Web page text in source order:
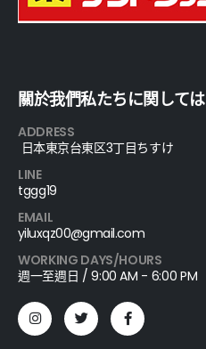
關於我們私たちに関しては
ADDRESS
日本東京台東区3丁目ちすけ
LINE
tggg19
EMAIL
yiluxqz00@gmail.com
WORKING DAYS/HOURS
週一至週日 / 9:00 AM - 6:00 PM